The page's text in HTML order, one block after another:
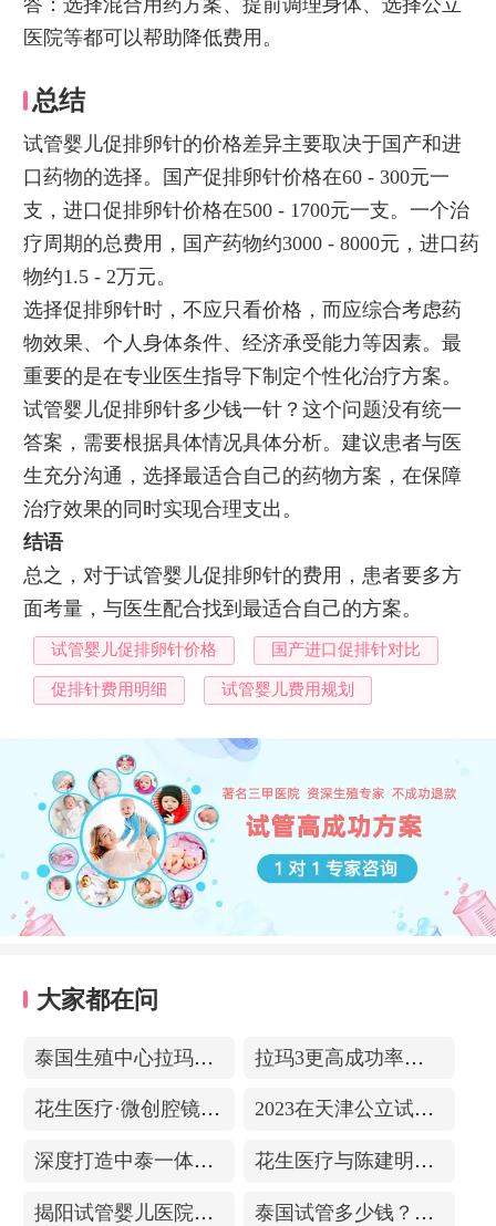
答：选择混合用药方案、提前调理身体、选择公立
医院等都可以帮助降低费用。
总结
试管婴儿促排卵针的价格差异主要取决于国产和进
口药物的选择。国产促排卵针价格在60 - 300元一
支，进口促排卵针价格在500 - 1700元一支。一个治
疗周期的总费用，国产药物约3000 - 8000元，进口药
物约1.5 - 2万元。
选择促排卵针时，不应只看价格，而应综合考虑药
物效果、个人身体条件、经济承受能力等因素。最
重要的是在专业医生指导下制定个性化治疗方案。
试管婴儿促排卵针多少钱一针？这个问题没有统一
答案，需要根据具体情况具体分析。建议患者与医
生充分沟通，选择最适合自己的药物方案，在保障
治疗效果的同时实现合理支出。
结语
总之，对于试管婴儿促排卵针的费用，患者要多方
面考量，与医生配合找到最适合自己的方案。
试管婴儿促排卵针价格 国产进口促排针对比
促排针费用明细 试管婴儿费用规划
大家都在问
泰国生殖中心拉玛3-更高成功率的保障-治愈系的医院环境 拉玛3更高成功率的保障——泰国超强实验室
花生医疗·微创腔镜中心 2023在天津公立试管医院排名，附带费用明细
深度打造中泰一体化医疗体系！花生医疗中国专家团赴泰考察交流 花生医疗与陈建明教授达成战略合作，共促精准保胎事业发展
揭阳试管婴儿医院排名，附带试管成功率 泰国试管多少钱？收费包含什么项目？不成功能退款？